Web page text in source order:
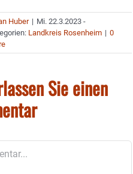
Huber | Mi. 22.3.2023 -
Landkreis Rosenheim | 0
Sie einen